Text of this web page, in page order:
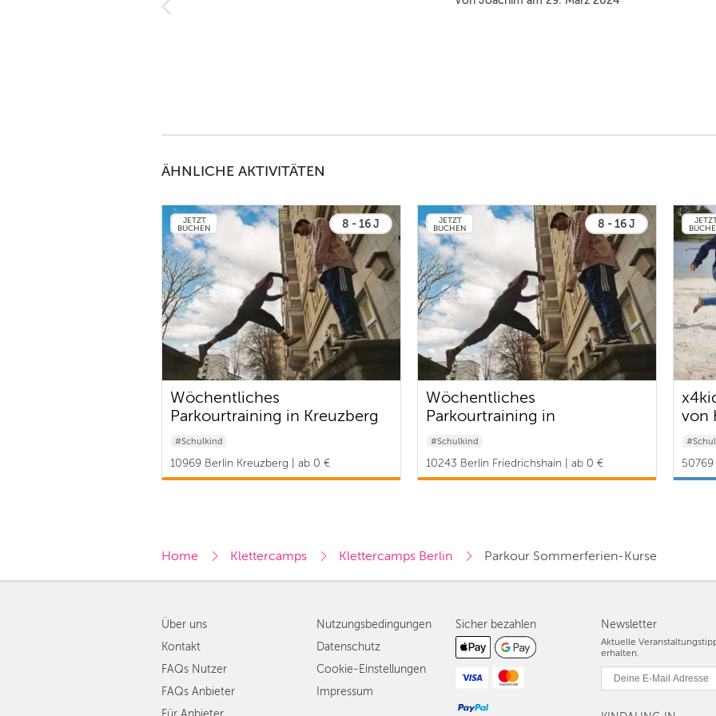
ÄHNLICHE AKTIVITÄTEN
JETZT
BUCHEN
8 - 16 J
Wöchentliches
Parkourtraining in Kreuzberg
#Schulkind
10969 Berlin Kreuzberg | ab 0 €
JETZT
BUCHEN
8 - 16 J
Wöchentliches
Parkourtraining in
Friedrichshain
#Schulkind
10243 Berlin Friedrichshain | ab 0 €
von
Home Klettercamps Klettercamps Berlin Parkour Sommerferien-Kurse
Newsletter
Aktuelle
erhalten.
Über uns
Kontakt
FAQs Nutzer
FAQs Anbieter
Nutzungsbedingungen
Datenschutz
Cookie-Einstellungen
Impressum
Sicher bezahlen